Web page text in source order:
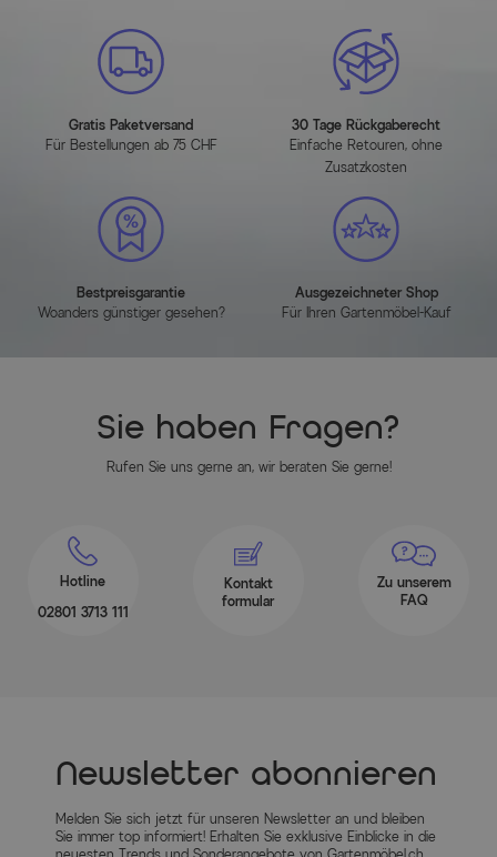
Gratis Paketversand
Für Bestellungen ab 75 CHF
30 Tage Rückgaberecht
Einfache Retouren, ohne
Zusatzkosten
Bestpreisgarantie
Woanders günstiger gesehen?
Ausgezeichneter Shop
Für Ihren Gartenmöbel-Kauf
Sie haben Fragen?
Rufen Sie uns gerne an, wir beraten Sie gerne!
Hotline
02801 3713 111
Kontakt
formular
Zu unserem
FAQ
Newsletter abonnieren
Melden Sie sich jetzt für unseren Newsletter an und bleiben
Sie immer top informiert! Erhalten Sie exklusive Einblicke in die